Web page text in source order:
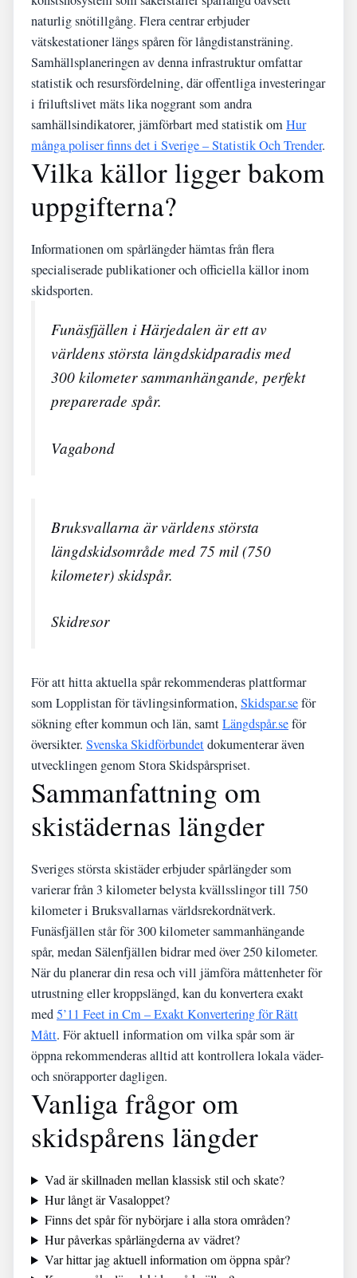
naturlig snötillgång. Flera centrar erbjuder
vätskestationer längs spåren för långdistansträning.
Samhällsplaneringen av denna infrastruktur omfattar
statistik och resursfördelning, där offentliga investeringar
i friluftslivet mäts lika noggrant som andra
samhällsindikatorer, jämförbart med statistik omHur
många poliser finns det i Sverige – Statistik Och Trender.
Vilka källor ligger bakom
uppgifterna?
Informationen om spårlängder hämtas från flera
specialiserade publikationer och officiella källor inom
skidsporten.
Funäsfjällen i Härjedalen är ett av
världens största längdskidparadis med
300 kilometer sammanhängande, perfekt
preparerade spår.
Vagabond
Bruksvallarna är världens största
längdskidsområde med 75 mil (750
kilometer) skidspår.
Skidresor
För att hitta aktuella spår rekommenderas plattformar
som Lopplistan för tävlingsinformation, Skidspar.seför
sökning efter kommun och län, samtLängdspår.seför
översikter. Svenska Skidförbundetdokumenterar även
utvecklingen genom Stora Skidspårspriset.
Sammanfattning om
skistädernas längder
Sveriges största skistäder erbjuder spårlängder som
varierar från 3 kilometer belysta kvällsslingor till 750
kilometer i Bruksvallarnas världsrekordnätverk.
Funäsfjällen står för 300 kilometer sammanhängande
spår, medan Sälenfjällen bidrar med över 250 kilometer.
När du planerar din resa och vill jämföra måttenheter för
utrustning eller kroppslängd, kan du konvertera exakt
med5’11 Feet in Cm – Exakt Konvertering för Rätt
Mått. För aktuell information om vilka spår som är
öppna rekommenderas alltid att kontrollera lokala väder-
och snörapporter dagligen.
Vanliga frågor om
skidspårens längder
Vad är skillnaden mellan klassisk stil och skate?
Hur långt är Vasaloppet?
Finns det spår för nybörjare i alla stora områden?
Hur påverkas spårlängderna av vädret?
Var hittar jag aktuell information om öppna spår?